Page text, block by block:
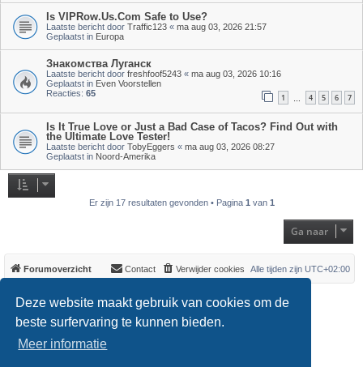
Deze website maakt gebruik van cookies om de
beste surfervaring te kunnen bieden.
Meer informatie
Is VIPRow.Us.Com Safe to Use?
Laatste bericht door Traffic123 « ma aug 03, 2026 21:57
Geplaatst in Europa
Знакомства Луганск
Laatste bericht door freshfoof5243 « ma aug 03, 2026 10:16
Geplaatst in Even Voorstellen
Reacties: 65 1 4 5 6 7
Is It True Love or Just a Bad Case of Tacos? Find Out with
the Ultimate Love Tester!
Laatste bericht door TobyEggers « ma aug 03, 2026 08:27
Geplaatst in Noord-Amerika
Er zijn 17 resultaten gevonden • Pagina 1 van 1
Ga naar
Forumoverzicht Alle tijden zijn UTC+02:00
Verwijder cookies
Contact
*Original Author:Brad Veryard
*Updated to 3.3.x by MannixMD
* Style version: 3.4.0
Powered by